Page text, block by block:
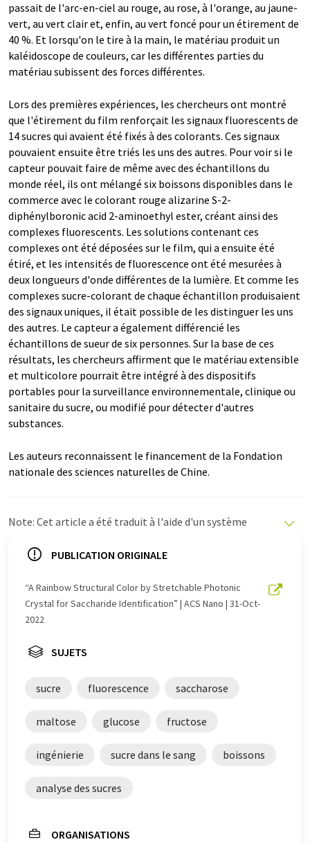
passait de l'arc-en-ciel au rouge, au rose, à l'orange, au jaune-
vert, au vert clair et, enfin, au vert foncé pour un étirement de
40 %. Et lorsqu'on le tire à la main, le matériau produit un
kaléidoscope de couleurs, car les différentes parties du
matériau subissent des forces différentes.
Lors des premières expériences, les chercheurs ont montré
que l'étirement du film renforçait les signaux fluorescents de
14 sucres qui avaient été fixés à des colorants. Ces signaux
pouvaient ensuite être triés les uns des autres. Pour voir si le
capteur pouvait faire de même avec des échantillons du
monde réel, ils ont mélangé six boissons disponibles dans le
commerce avec le colorant rouge alizarine S-2-
diphénylboronic acid 2-aminoethyl ester, créant ainsi des
complexes fluorescents. Les solutions contenant ces
complexes ont été déposées sur le film, qui a ensuite été
étiré, et les intensités de fluorescence ont été mesurées à
deux longueurs d'onde différentes de la lumière. Et comme les
complexes sucre-colorant de chaque échantillon produisaient
des signaux uniques, il était possible de les distinguer les uns
des autres. Le capteur a également différencié les
échantillons de sueur de six personnes. Sur la base de ces
résultats, les chercheurs affirment que le matériau extensible
et multicolore pourrait être intégré à des dispositifs
portables pour la surveillance environnementale, clinique ou
sanitaire du sucre, ou modifié pour détecter d'autres
substances.
Les auteurs reconnaissent le financement de la Fondation
nationale des sciences naturelles de Chine.
Note: Cet article a été traduit à l'aide d'un système
propose ces traductions automatiques pour présenter
été traduit avec traduction automatique, il est possible
qu'il contienne des erreurs de vocabulaire, de syntaxe ou
de grammaire. L'article original dans Anglais peut être
PUBLICATION ORIGINALE
“A Rainbow Structural Color by Stretchable Photonic
Crystal for Saccharide Identification” | ACS Nano | 31-Oct-
2022
SUJETS
sucre fluorescence saccharose
maltose glucose fructose
ingénierie sucre dans le sang boissons
analyse des sucres
ORGANISATIONS